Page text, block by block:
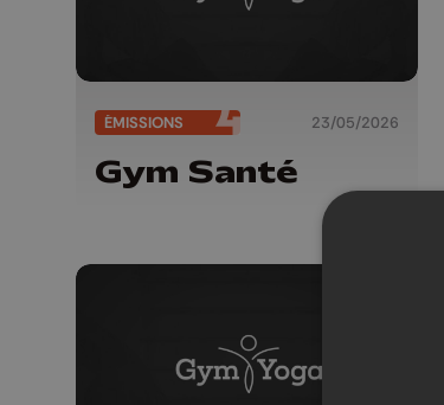
ÉMISSIONS 23/05/2026
Gym Santé